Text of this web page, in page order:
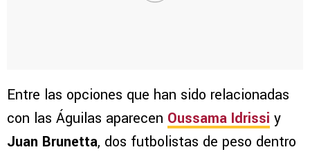
Entre las opciones que han sido relacionadas
con las Águilas aparecen Oussama Idrissi y
Juan Brunetta, dos futbolistas de peso dentro